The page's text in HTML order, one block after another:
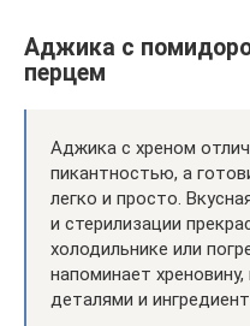
Аджика с
перцем
Аджика с хреном
пикантностью, а
легко и просто.
и стерилизации
холодильнике или
напоминает
деталями и